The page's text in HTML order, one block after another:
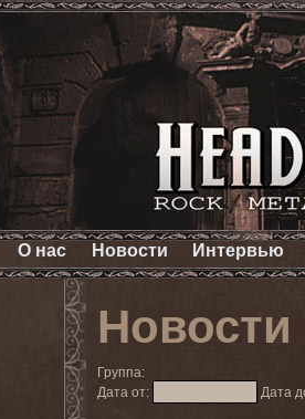
О нас Новости Интервью
Новости
Группа:
Дата от:
Дата